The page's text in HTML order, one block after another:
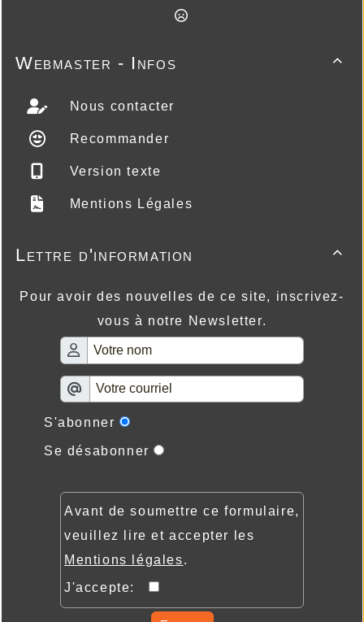

Webmaster - Infos
Nous contacter
Recommander
Version texte
Mentions Légales

Lettre d'information
Pour avoir des nouvelles de ce site, inscrivez-
vous à notre Newsletter.
S'abonner
Se désabonner
Avant de soumettre ce formulaire,
veuillez lire et accepter les
Mentions légales.
J'accepte: